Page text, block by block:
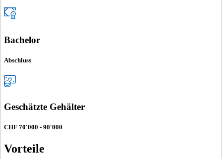
Bachelor
Abschluss
Geschätzte Gehälter
CHF 70'000 - 90'000
Vorteile